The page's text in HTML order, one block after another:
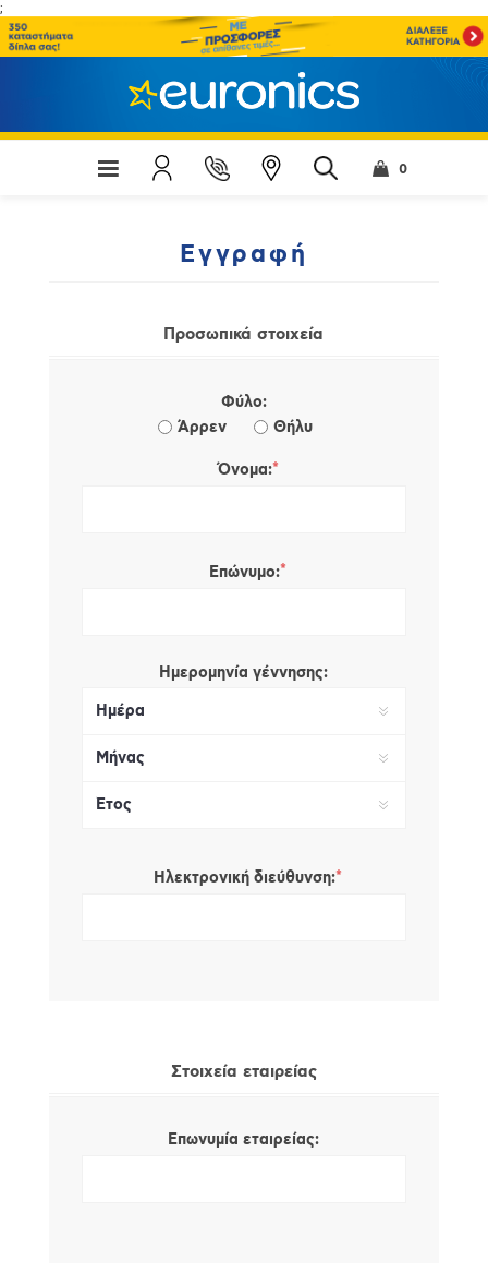
;
0
Εγγραφή
Προσωπικά στοιχεία
Φύλο:
Άρρεν
Θήλυ
Όνομα:*
Επώνυμο:*
Ημερομηνία γέννησης:
Ηλεκτρονική διεύθυνση:*
Στοιχεία εταιρείας
Επωνυμία εταιρείας: